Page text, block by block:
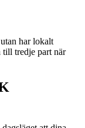
har lokalt
till tredje part när